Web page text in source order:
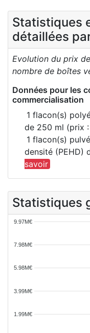
Statistiques
détaillées
Evolution du prix
nombre de boîtes
Données pour les
commercialisation
1 flacon(s)
de 250 ml (prix :
1 flacon(s)
densité (PEHD)
savoir
Statistiques
9.97M€
7.98M€
5.98M€
3.99M€
1.99M€